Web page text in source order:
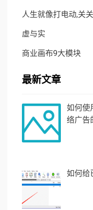
人生就像打电动,关
虚与实
商业画布9大模块
最新文章
如何使
络广告
如何给